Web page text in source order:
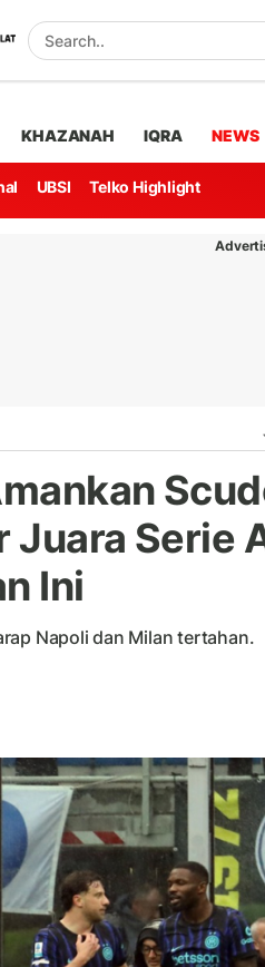
KHAZANAH IQRA NEWS
UBSI Telko Highlight
Juara Serie
Ini
Napoli dan Milan tertahan.